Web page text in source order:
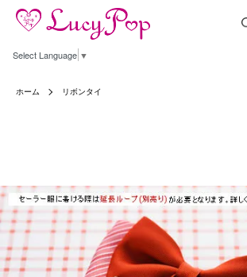
Select Language ▼
ホーム リボンタイ